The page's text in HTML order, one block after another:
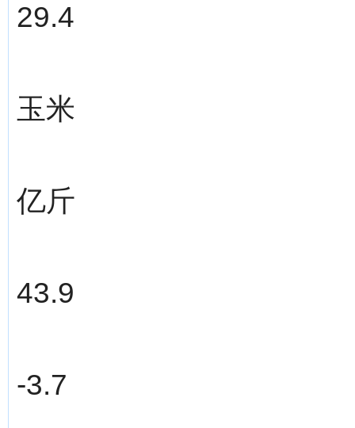
29.4
玉米
亿斤
43.9
-3.7